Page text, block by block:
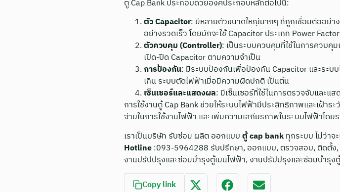
ตู้ Cap Bank ประกอบด้วยองค์ประกอบหลักต่อไปนี้:
ตัว Capacitor: มีหลายตัวขนาดใหญ่มากๆ ที่ถูกเชื่อมต่ออย่า
อย่างรวดเร็ว โดยมักจะใช้ Capacitor ประเภท Power
ตัวควบคุม (Controller): เป็นระบบควบคุมที่ใช้ในการควบคุ
เปิด-ปิด Capacitor ตามความจำเป็น
การป้องกัน: มีระบบป้องกันเพื่อป้องกัน Capacitor และระบ
เกิน ระบบตัดไฟฟ้าเมื่อมีความผิดปกติ เป็นต้น
เซ็นเซอร์และแสดงผล: มีเซ็นเซอร์ที่ใช้ในการตรวจจับและแ
การใช้งานตู้ Cap Bank ช่วยให้ระบบไฟฟ้ามีประสิทธิภาพและเฝ้า
จ่ายในการใช้งานไฟฟ้า และเพิ่มความเสถียรภาพในระบบไฟฟ้าโดย
เราเป็นบริษัท รับซ่อม ผลิต ออกแบบตู้ cap bankทุกระบบ ไม่ว่าจ
Hotline:093-5964288 รับปรึกษา, ออกแบบ, ตรวจสอบ, ติดตั้ง
งานปรัปปรุงและซ่อมบำรุงตู้เมนไฟฟ้า, งานปรัปปรุงและซ่อมบำรุ
Copy link